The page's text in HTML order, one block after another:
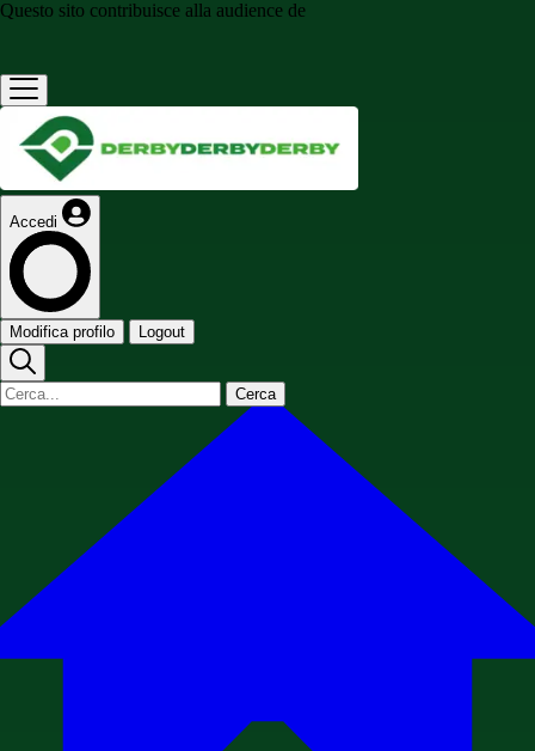
Questo sito contribuisce alla audience de
Accedi
Modifica profilo Logout
Cerca